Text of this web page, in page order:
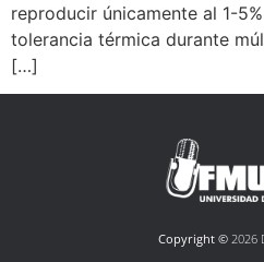
reproducir únicamente al 1-
tolerancia térmica durante
[…]
Copyright © 2026